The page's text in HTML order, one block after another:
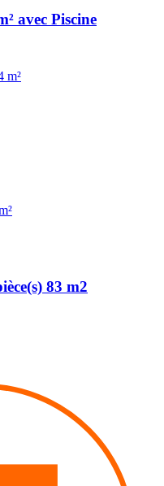
avec Piscine
m²
83 m2